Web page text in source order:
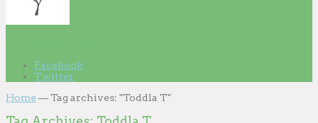
Facebook
Twitter
Home—Tag archives: "Toddla T"